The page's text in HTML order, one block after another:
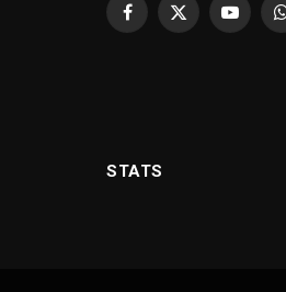
Facebook
X
STATS